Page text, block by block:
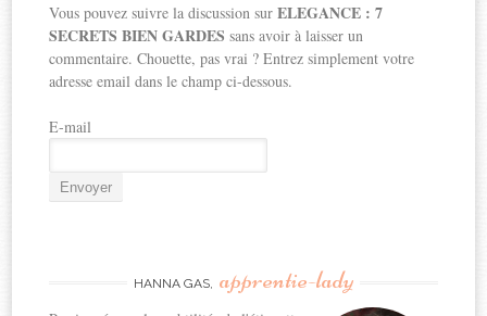
Vous pouvez suivre la discussion surELEGANCE : 7
SECRETS BIEN GARDES sans avoir à laisser un
commentaire. Chouette, pas vrai ? Entrez simplement votre
adresse email dans le champ ci-dessous.
E-mail
HANNA GAS, apprentie-lady